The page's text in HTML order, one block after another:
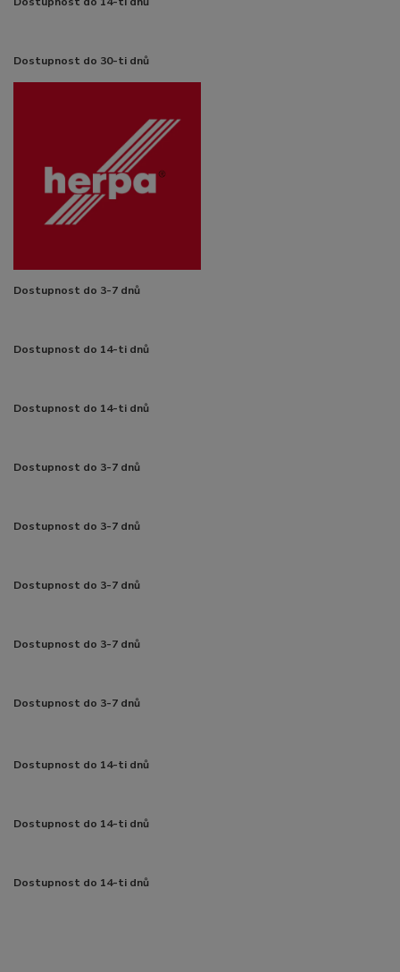
Dostupnost do 30-ti dnů
Dostupnost do 3-7 dnů
Dostupnost do 14-ti dnů
Dostupnost do 14-ti dnů
Dostupnost do 3-7 dnů
Dostupnost do 3-7 dnů
Dostupnost do 3-7 dnů
Dostupnost do 3-7 dnů
Dostupnost do 3-7 dnů
Dostupnost do 14-ti dnů
Dostupnost do 14-ti dnů
Dostupnost do 14-ti dnů